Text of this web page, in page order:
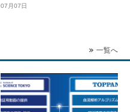
07月07日
一覧へ